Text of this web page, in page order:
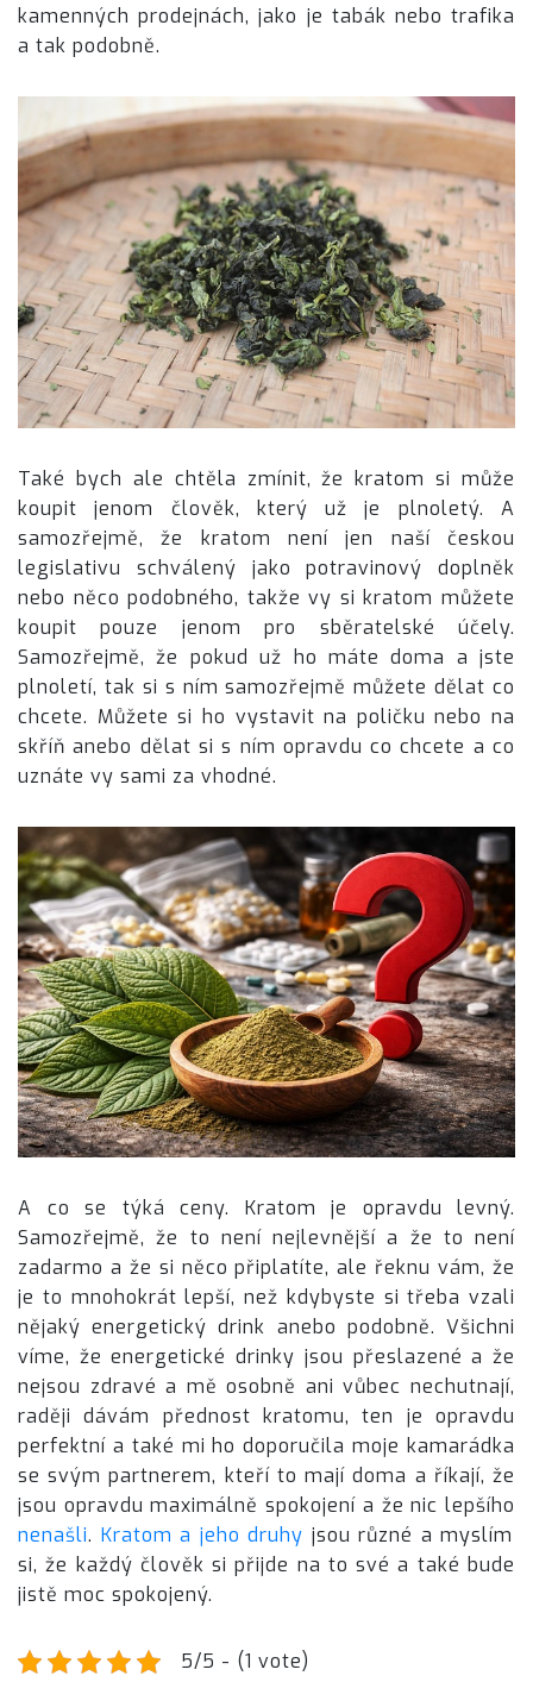
kamenných prodejnách, jako je tabák nebo trafika
a tak podobně.
Také bych ale chtěla zmínit, že kratom si může
koupit jenom člověk, který už je plnoletý. A
samozřejmě, že kratom není jen naší českou
legislativu schválený jako potravinový doplněk
nebo něco podobného, takže vy si kratom můžete
koupit pouze jenom pro sběratelské účely.
Samozřejmě, že pokud už ho máte doma a jste
plnoletí, tak si s ním samozřejmě můžete dělat co
chcete. Můžete si ho vystavit na poličku nebo na
skříň anebo dělat si s ním opravdu co chcete a co
uznáte vy sami za vhodné.
A co se týká ceny. Kratom je opravdu levný.
Samozřejmě, že to není nejlevnější a že to není
zadarmo a že si něco připlatíte, ale řeknu vám, že
je to mnohokrát lepší, než kdybyste si třeba vzali
nějaký energetický drink anebo podobně. Všichni
víme, že energetické drinky jsou přeslazené a že
nejsou zdravé a mě osobně ani vůbec nechutnají,
raději dávám přednost kratomu, ten je opravdu
perfektní a také mi ho doporučila moje kamarádka
se svým partnerem, kteří to mají doma a říkají, že
jsou opravdu maximálně spokojení a že nic lepšího
nenašli. Kratom a jeho druhy jsou různé a myslím
si, že každý člověk si přijde na to své a také bude
jistě moc spokojený.
5/5 - (1 vote)